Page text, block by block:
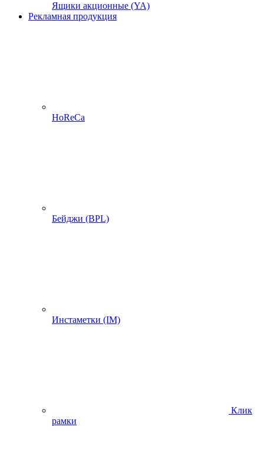
Ящики акционные (YA)
Рекламная продукция
HoReCa
Бейджи (BPL)
Инстаметки (IM)
Клик
рамки